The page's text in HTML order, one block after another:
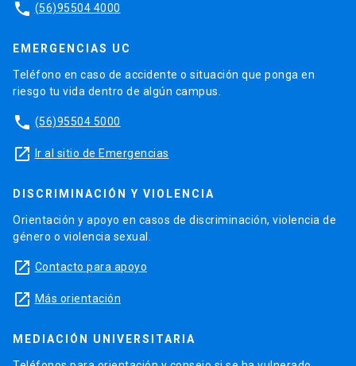
phone (56)95504 4000
EMERGENCIAS UC
Teléfono en caso de accidente o situación que ponga en
riesgo tu vida dentro de algún campus.
phone (56)95504 5000
launch Ir al sitio de Emergencias
DISCRIMINACIÓN Y VIOLENCIA
Orientación y apoyo en casos de discriminación, violencia de
género o violencia sexual.
launch Contacto para apoyo
launch Más orientación
MEDIACIÓN UNIVERSITARIA